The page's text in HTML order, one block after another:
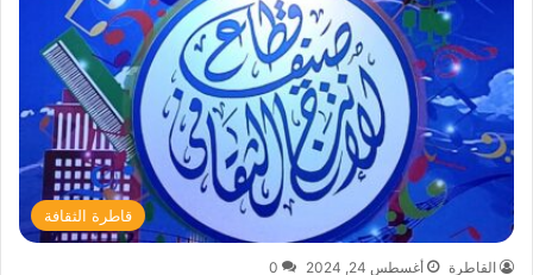
قاطرة الثقافة
القاطرة أغسطس 24, 2024 0